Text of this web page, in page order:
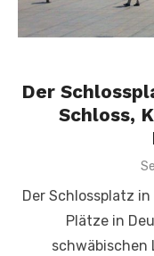
Der
Schloss,
Der Schlossplatz
Plätze in